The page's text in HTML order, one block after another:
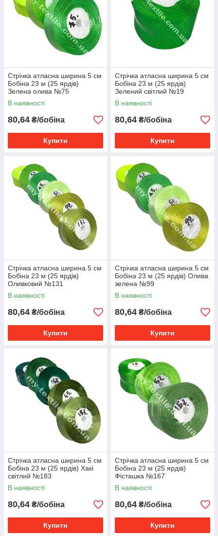
Стрічка атласна ширина 5 см
Бобіна 23 м (25 ярдів)
Зелена олива №75
В наявності
80,64 ₴/бобіна
Купити
Стрічка атласна ширина 5 см
Бобіна 23 м (25 ярдів)
Зелений світлий №19
В наявності
80,64 ₴/бобіна
Купити
Стрічка атласна ширина 5 см
Бобіна 23 м (25 ярдів)
Оливковий №131
В наявності
80,64 ₴/бобіна
Купити
Стрічка атласна ширина 5 см
Бобіна 23 м (25 ярдів) Олива
зелена №99
В наявності
80,64 ₴/бобіна
Купити
Стрічка атласна ширина 5 см
Бобіна 23 м (25 ярдів) Хакі
світлий №183
В наявності
80,64 ₴/бобіна
Купити
Стрічка атласна ширина 5 см
Бобіна 23 м (25 ярдів)
Фісташка №167
В наявності
80,64 ₴/бобіна
Купити